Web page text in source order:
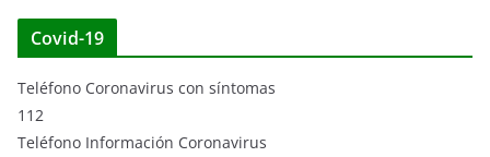
Covid-19
Teléfono Coronavirus con síntomas
112
Teléfono Información Coronavirus